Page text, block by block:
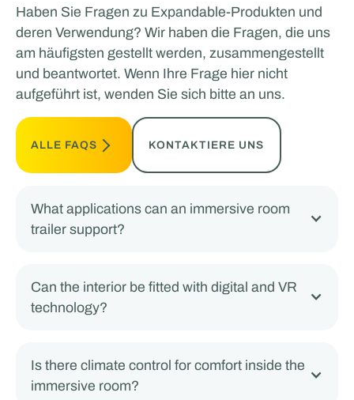
Haben Sie Fragen zu Expandable-Produkten und
deren Verwendung? Wir haben die Fragen, die uns
am häufigsten gestellt werden, zusammengestellt
und beantwortet. Wenn Ihre Frage hier nicht
aufgeführt ist, wenden Sie sich bitte an uns.
ALLE FAQS KONTAKTIERE UNS
What applications can an immersive room
trailer support?
Can the interior be fitted with digital and VR
technology?
Is there climate control for comfort inside the
immersive room?